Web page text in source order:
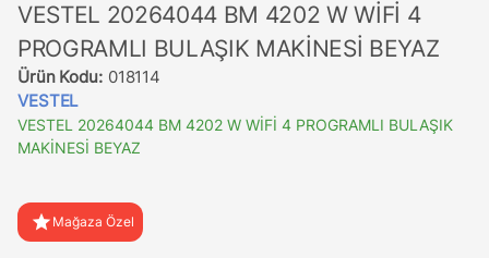
VESTEL 20264044 BM 4202 W WİFİ 4
PROGRAMLI BULAŞIK MAKİNESİ BEYAZ
Ürün Kodu: 018114
VESTEL
VESTEL 20264044 BM 4202 W WİFİ 4 PROGRAMLI BULAŞIK
MAKİNESİ BEYAZ
star Mağaza Özel